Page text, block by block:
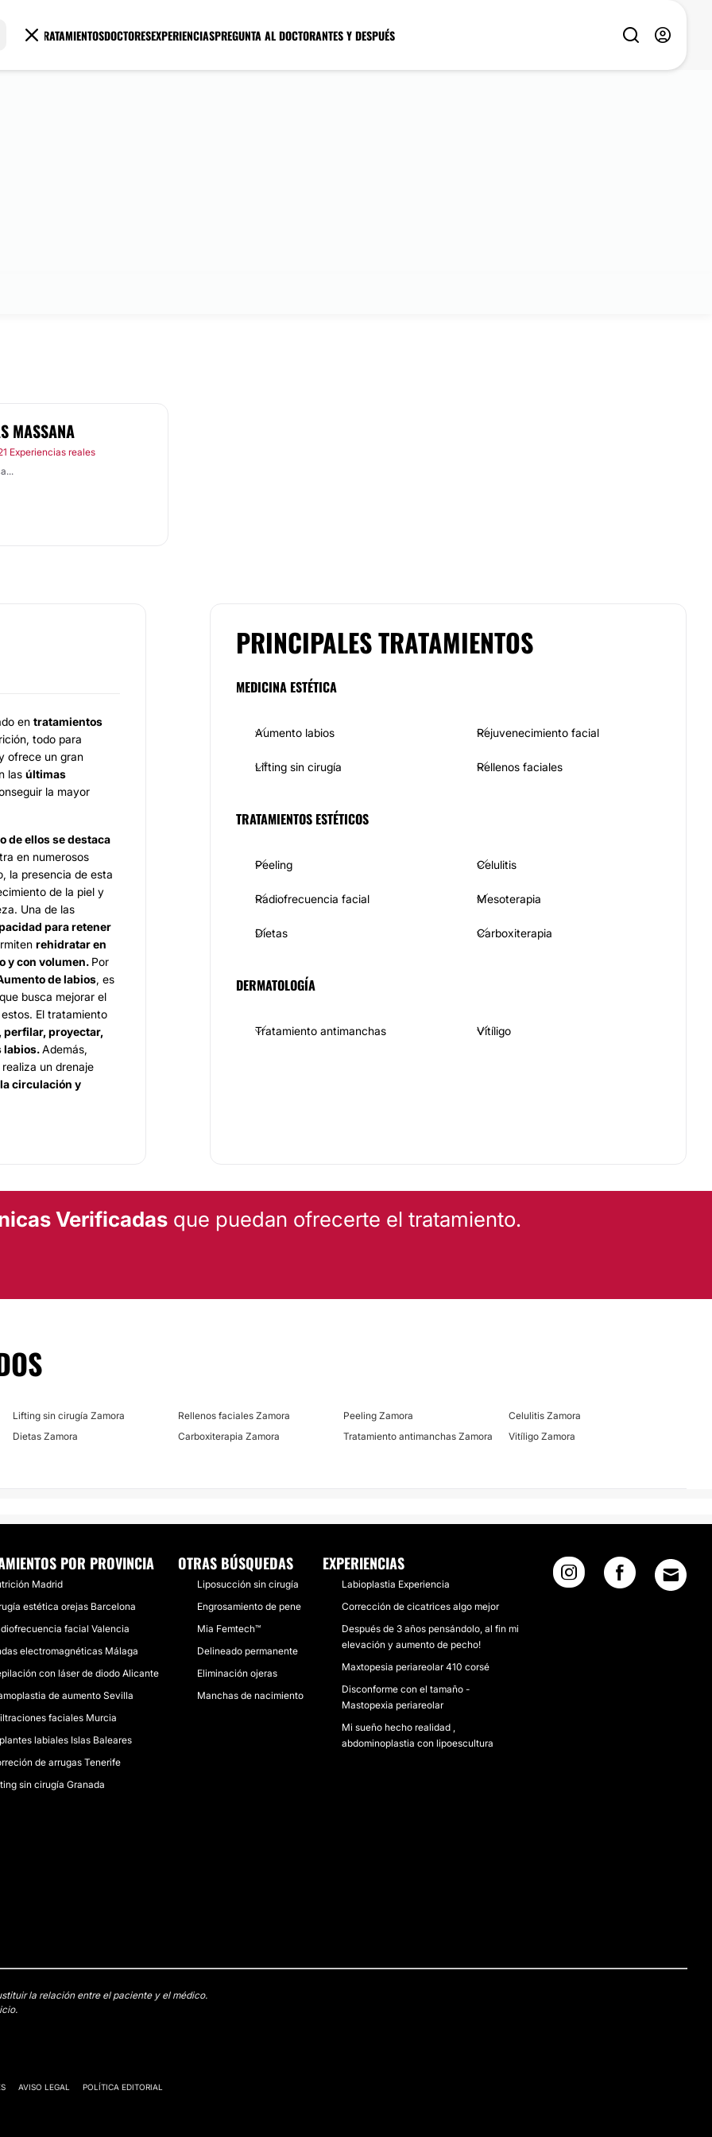
TRATAMIENTOSDOCTORESEXPERIENCIASPREGUNTA AL DOCTORANTES Y DESPUÉS
MASSANA
Experiencias reales
en tratamientos
todo para
ofrece un gran
las últimas
la mayor
de ellos se destaca
en numerosos
la presencia de esta
de la piel y
Una de las
para retener
rehidratar en
y con volumen. Por
de labios, es
busca mejorar el
El tratamiento
perfilar, proyectar,
labios.Además,
un drenaje
circulación y
y de los
PRINCIPALES TRATAMIENTOS
MEDICINA ESTÉTICA
Aumento labios Rejuvenecimiento facial
Lifting sin cirugía Rellenos faciales
TRATAMIENTOS ESTÉTICOS
Peeling Celulitis
Radiofrecuencia facial Mesoterapia
Dietas Carboxiterapia
DERMATOLOGÍA
Tratamiento antimanchas Vitíligo
Verificadasque puedan ofrecerte el tratamiento.
Lifting sin cirugía Zamora Rellenos faciales Zamora Peeling Zamora
Celulitis Zamora
Dietas Zamora Carboxiterapia Zamora Tratamiento antimanchas Zamora Vitíligo Zamora
POR PROVINCIA
Madrid
estética orejas Barcelona
facial Valencia
electromagnéticas Málaga
con láser de diodo Alicante
de aumento Sevilla
faciales Murcia
labiales Islas Baleares
de arrugas Tenerife
sin cirugía Granada
OTRAS BÚSQUEDAS
Liposucción sin cirugía
Engrosamiento de pene
Mia Femtech™
Delineado permanente
Eliminación ojeras
Manchas de nacimiento
EXPERIENCIAS
Labioplastia Experiencia
Corrección de cicatrices algo mejor
Después de 3 años pensándolo, al fin mi
elevación y aumento de pecho!
Maxtopesia periareolar 410 corsé
Disconforme con el tamaño -
Mastopexia periareolar
Mi sueño hecho realidad ,
abdominoplastia con lipoescultura
la relación entre el paciente y el médico.
AVISO LEGAL POLÍTICA EDITORIAL